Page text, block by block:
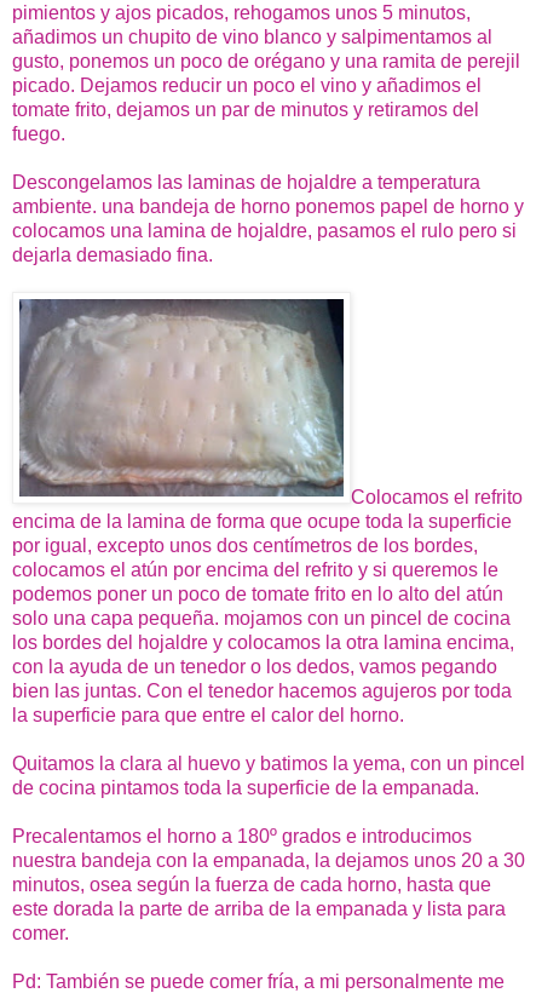
pimientos y ajos picados, rehogamos unos 5 minutos,
añadimos un chupito de vino blanco y salpimentamos al
gusto, ponemos un poco de orégano y una ramita de perejil
picado. Dejamos reducir un poco el vino y añadimos el
tomate frito, dejamos un par de minutos y retiramos del
fuego.
Descongelamos las laminas de hojaldre a temperatura
ambiente. una bandeja de horno ponemos papel de horno y
colocamos una lamina de hojaldre, pasamos el rulo pero si
dejarla demasiado fina.
Colocamos el refrito
encima de la lamina de forma que ocupe toda la superficie
por igual, excepto unos dos centímetros de los bordes,
colocamos el atún por encima del refrito y si queremos le
podemos poner un poco de tomate frito en lo alto del atún
solo una capa pequeña. mojamos con un pincel de cocina
los bordes del hojaldre y colocamos la otra lamina encima,
con la ayuda de un tenedor o los dedos, vamos pegando
bien las juntas. Con el tenedor hacemos agujeros por toda
la superficie para que entre el calor del horno.
Quitamos la clara al huevo y batimos la yema, con un pincel
de cocina pintamos toda la superficie de la empanada.
Precalentamos el horno a 180º grados e introducimos
nuestra bandeja con la empanada, la dejamos unos 20 a 30
minutos, osea según la fuerza de cada horno, hasta que
este dorada la parte de arriba de la empanada y lista para
comer.
Pd: También se puede comer fría, a mi personalmente me